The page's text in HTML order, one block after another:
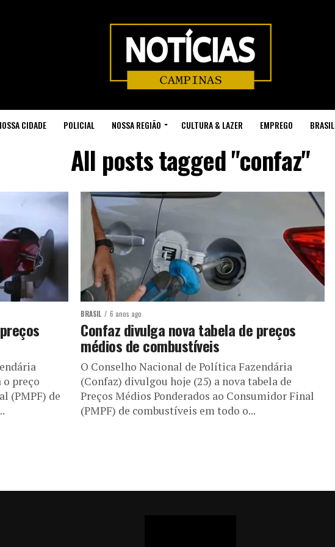
CIDADE POLICIAL NOSSA REGIÃO CULTURA & LAZER EMPREGO BRASIL
All posts tagged "confaz"
o preço
(PMPF) de
BRASIL 6 anos ago
Confaz divulga nova tabela de preços
médios de combustíveis
O Conselho Nacional de Política Fazendária
(Confaz) divulgou hoje (25) a nova tabela de
Preços Médios Ponderados ao Consumidor Final
(PMPF) de combustíveis em todo o...